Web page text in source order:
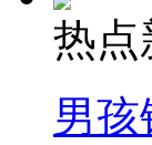
热点
男